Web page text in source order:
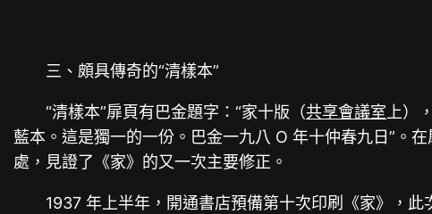
三、頗具傳奇的“清樣本”
“清樣本”扉頁有巴金題字：“家十版（共享會議室上）
藍本。這是獨一的一份。巴金一九八 O 年十仲春九日”。
處，見證了《家》的又一次主要修正。
1937 年上半年，開通書店預備第十次印刷《家》，